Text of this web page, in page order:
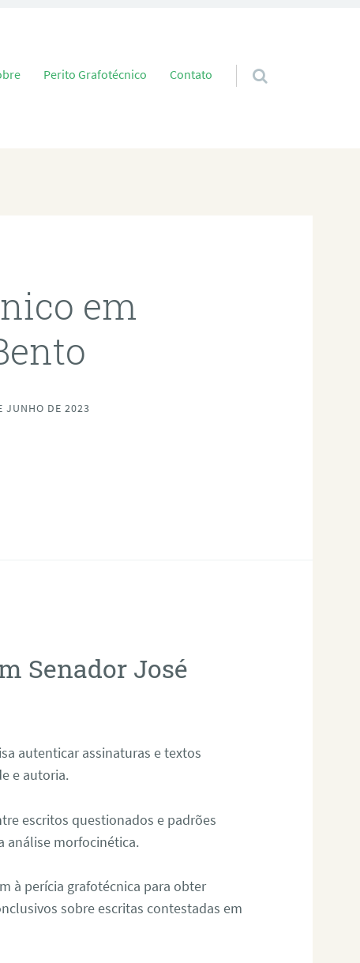
Perito Grafotécnico Contato
em
JUNHO DE 2023
Senador José
autenticar assinaturas e textos
e autoria.
escritos questionados e padrões
análise morfocinética.
à perícia grafotécnica para obter
sobre escritas contestadas em